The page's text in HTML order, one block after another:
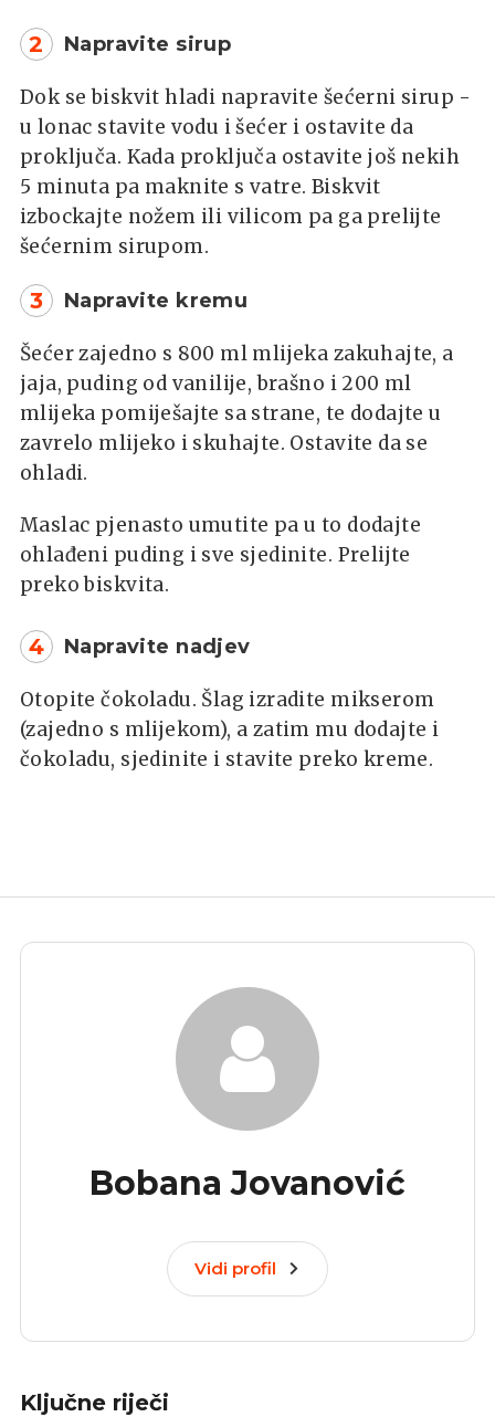
2 Napravite sirup
Dok se biskvit hladi napravite šećerni sirup -
u lonac stavite vodu i šećer i ostavite da
proključa. Kada proključa ostavite još nekih
5 minuta pa maknite s vatre. Biskvit
izbockajte nožem ili vilicom pa ga prelijte
šećernim sirupom.
3 Napravite kremu
Šećer zajedno s 800 ml mlijeka zakuhajte, a
jaja, puding od vanilije, brašno i 200 ml
mlijeka pomiješajte sa strane, te dodajte u
zavrelo mlijeko i skuhajte. Ostavite da se
ohladi.
Maslac pjenasto umutite pa u to dodajte
ohlađeni puding i sve sjedinite. Prelijte
preko biskvita.
4 Napravite nadjev
Otopite čokoladu. Šlag izradite mikserom
(zajedno s mlijekom), a zatim mu dodajte i
čokoladu, sjedinite i stavite preko kreme.
Bobana Jovanović
Vidi profil
Ključne riječi